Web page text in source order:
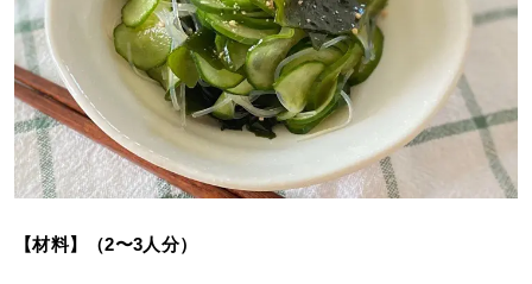
【材料】（2〜3人分）